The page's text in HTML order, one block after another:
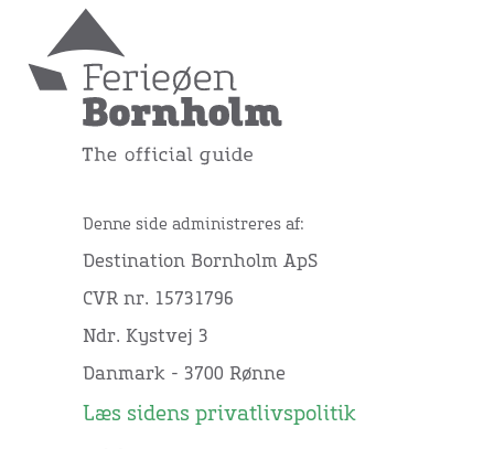
Denne side administreres af:
Destination Bornholm ApS
CVR nr. 15731796
Ndr. Kystvej 3
Danmark - 3700 Rønne
Læs sidens privatlivspolitik